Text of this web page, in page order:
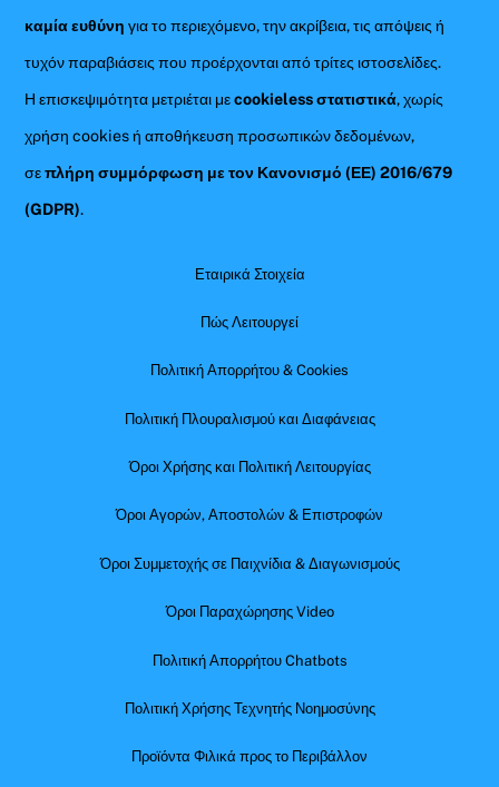
καμία ευθύνη για το περιεχόμενο, την ακρίβεια, τις απόψεις ή
τυχόν παραβιάσεις που προέρχονται από τρίτες ιστοσελίδες.
Η επισκεψιμότητα μετριέται μεcookieless στατιστικά, χωρίς
χρήση cookies ή αποθήκευση προσωπικών δεδομένων,
σεπλήρη συμμόρφωση με τον Κανονισμό (ΕΕ) 2016/679
(GDPR).
Εταιρικά Στοιχεία
Πώς Λειτουργεί
Πολιτική Απορρήτου & Cookies
Πολιτική Πλουραλισμού και Διαφάνειας
Όροι Χρήσης και Πολιτική Λειτουργίας
Όροι Αγορών, Αποστολών & Επιστροφών
Όροι Συμμετοχής σε Παιχνίδια & Διαγωνισμούς
Όροι Παραχώρησης Video
Πολιτική Απορρήτου Chatbots
Πολιτική Χρήσης Τεχνητής Νοημοσύνης
Προϊόντα Φιλικά προς το Περιβάλλον